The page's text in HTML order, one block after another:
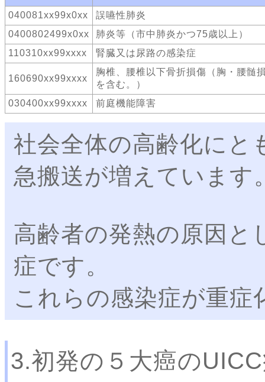
040081xx99x0xx
誤嚥性肺炎
0400802499x0xx
肺炎等（市中肺炎かつ75歳以上）
110310xx99xxxx
腎臓又は尿路の感染症
160690xx99xxxx
胸椎、腰椎以下骨折損傷（胸・腰髄
を含む。）
030400xx99xxxx
前庭機能障害
社会全体の高齢化にと
急搬送が増えています
高齢者の発熱の原因と
症です。
これらの感染症が重
3.初発の５大癌の